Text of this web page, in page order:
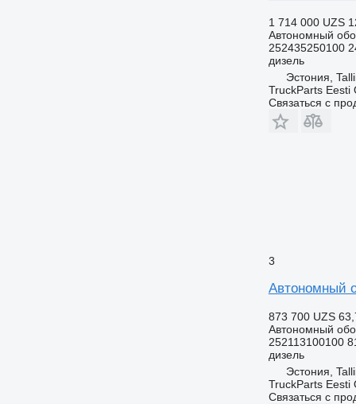
1 714 000 UZS
Автономный
252435250100
дизель
Эстония,
TruckParts Eesti
Связаться с
3
Автономный
873 700 UZS
Автономный
252113100100
дизель
Эстония,
TruckParts Eesti
Связаться с